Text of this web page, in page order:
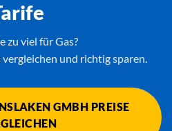
zu viel für Gas?
und richtig sparen.
GMBH PREISE